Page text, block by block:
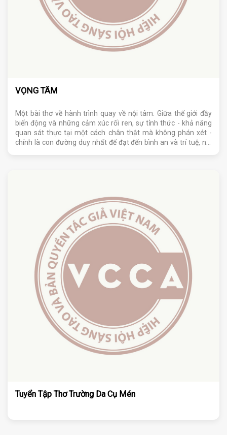
VỌNG TÂM
Một bài thơ về hành trình quay về nội tâm. Giữa thế giới đầy
biến động và những cảm xúc rối ren, sự tỉnh thức - khả năng
quan sát thực tại một cách chân thật mà không phán xét -
chính là con đường duy nhất để đạt đến bình an và trí tuệ, nơi
Tuyển Tập Thơ Trường Da Cụ Mén